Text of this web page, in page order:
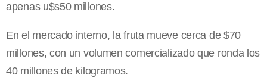
apenas u$s50 millones.
En el mercado interno, la fruta mueve cerca de $70
millones, con un volumen comercializado que ronda los
40 millones de kilogramos.